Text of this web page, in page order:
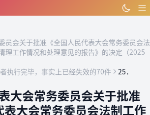
员会关于批准《全国人民代表大会常务委员会法
理工作情况和处理意见的报告》的决定（2025
执行完毕，事实上已经失效的70件
25．
大会常务委员会关于批准
表大会常务委员会法制工作